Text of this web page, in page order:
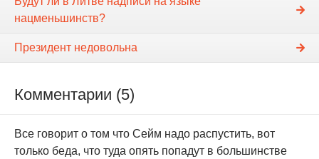
нацменьшинств?
Президент недовольна
Комментарии (5)
Все говорит о том что Сейм надо распустить, вот
только беда, что туда опять попадут в большинстве